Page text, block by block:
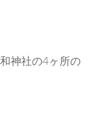
神社の4ヶ所の